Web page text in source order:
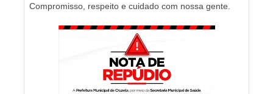
Compromisso, respeito e cuidado com nossa gente.